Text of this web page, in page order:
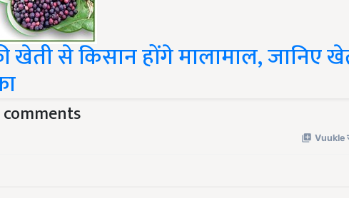
खेती से किसान होंगे मालामाल, जानिए